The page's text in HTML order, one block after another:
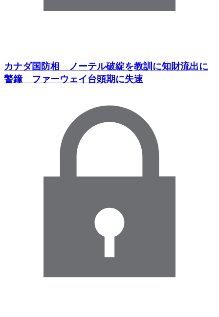
カナダ国防相 ノーテル破綻を教訓に知財流出に
警鐘 ファーウェイ台頭期に失速